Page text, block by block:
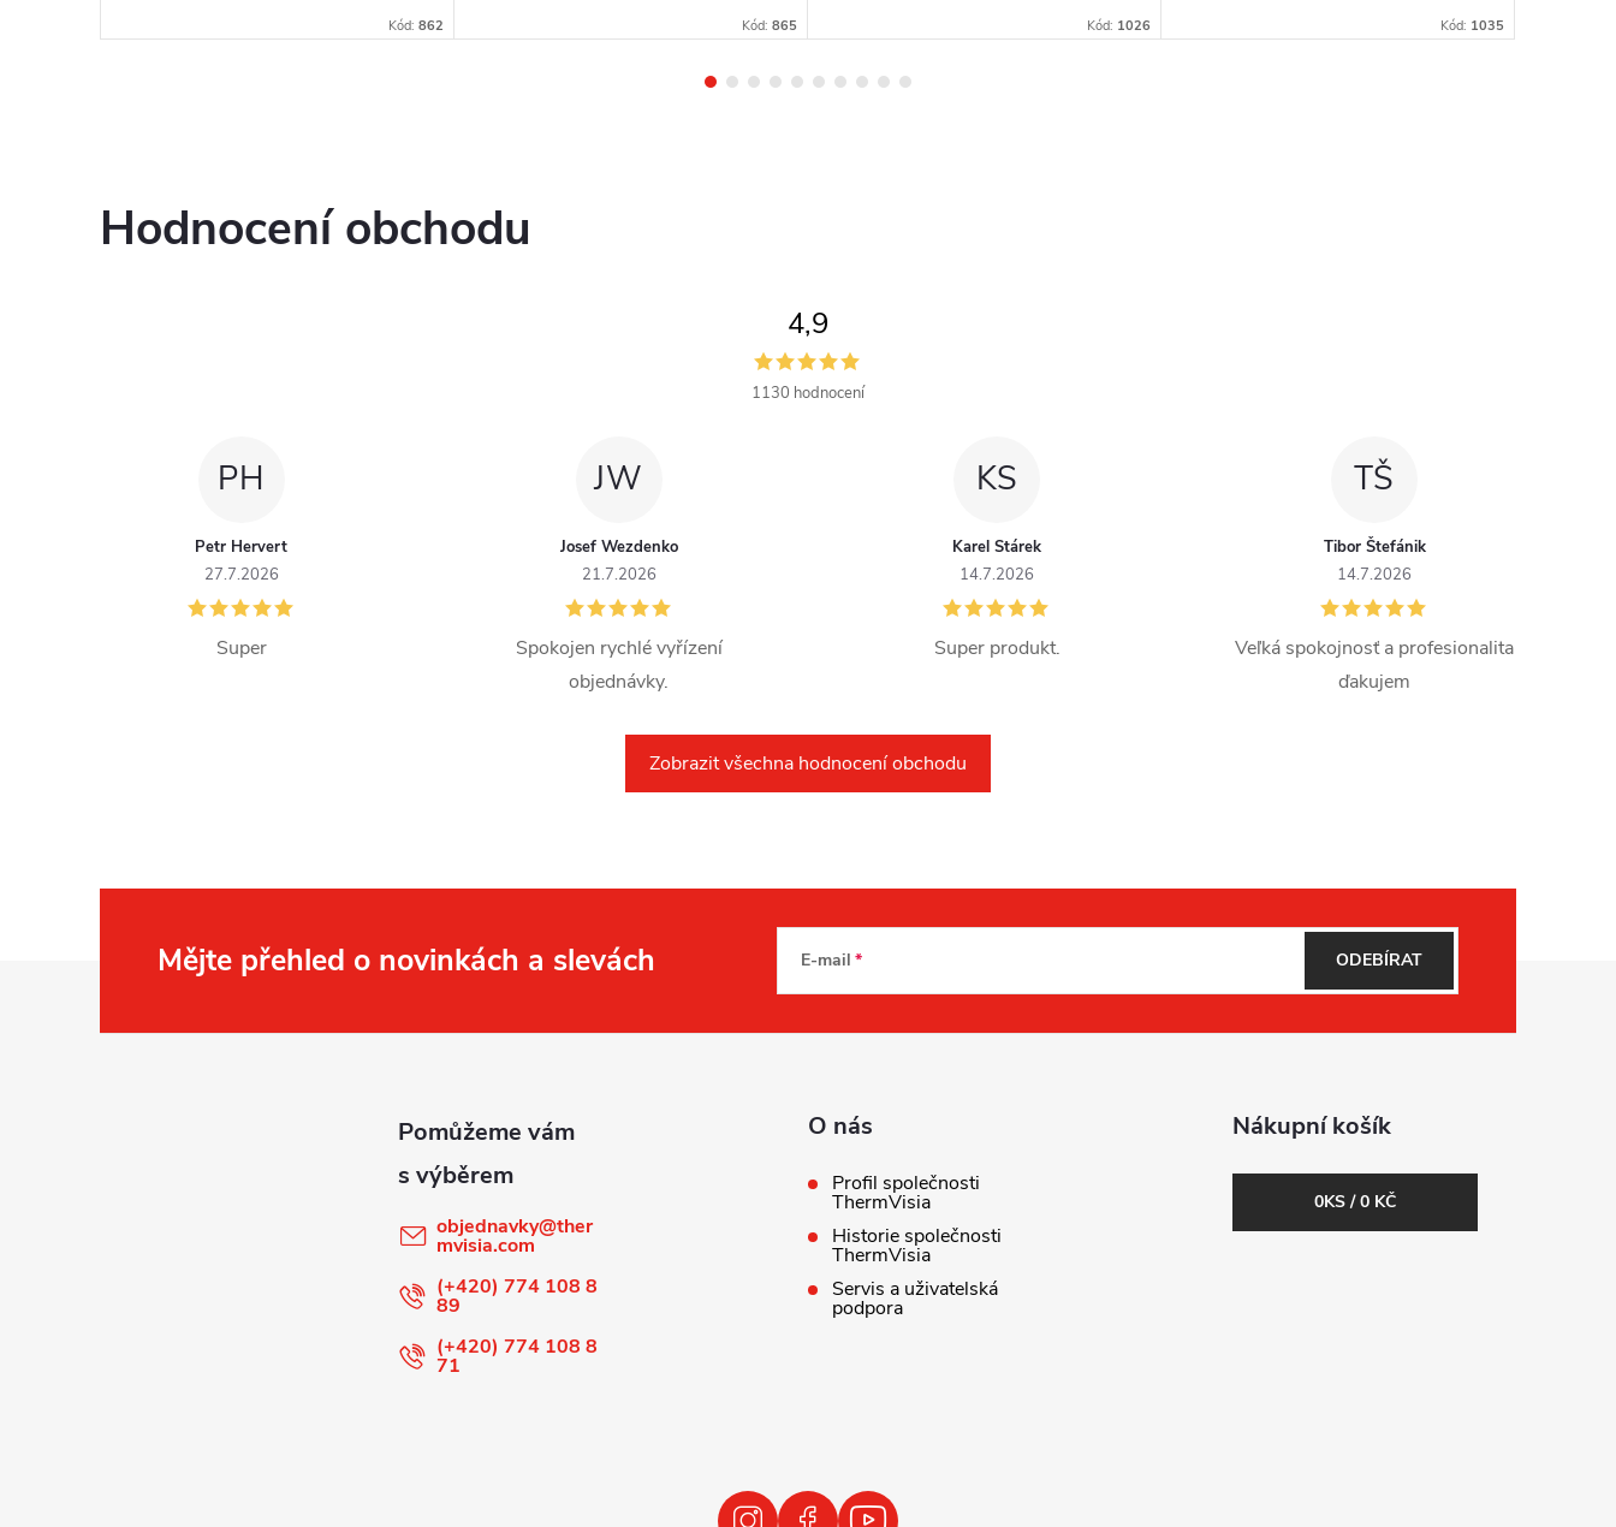
Kód: 862 Kód: 865 Kód: 1026 Kód: 1035
Hodnocení obchodu
4,9
1130 hodnocení
PH
Petr Hervert
27.7.2026
Super
JW
Josef Wezdenko
21.7.2026
Spokojen rychlé vyřízení
objednávky.
KS
Karel Stárek
14.7.2026
Super produkt.
TŠ
Tibor Štefánik
14.7.2026
Veľká spokojnosť a profesionalita
ďakujem
Zobrazit všechna hodnocení obchodu
Mějte přehled o novinkách a slevách E-mail ODEBÍRAT
objednavky@ther
mvisia.com
(+420) 774 108 8
89
(+420) 774 108 8
71
O nás
Profil společnosti
ThermVisia
Historie společnosti
ThermVisia
Servis a uživatelská
podpora
Nákupní košík
0KS /0 KČ